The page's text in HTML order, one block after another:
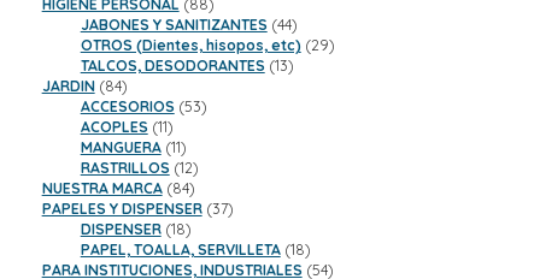
HIGIENE PERSONAL 88
productos
JABONES Y SANITIZANTES 4444
productos
OTROS (Dientes, hisopos, etc) 2929
TALCOS, DESODORANTES 1313
JARDIN 8484
productos
ACCESORIOS 5353
ACOPLES 1111
productos
MANGUERA 1111
productos
RASTRILLOS 1212
productos
NUESTRA MARCA 8484
productos
PAPELES Y DISPENSER 3737
DISPENSER 1818
productos
PAPEL, TOALLA, SERVILLETA 1818
productos
PARA INSTITUCIONES, INDUSTRIALES 5454